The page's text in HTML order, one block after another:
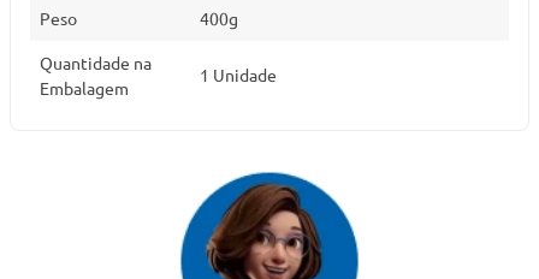
Peso 400g
Quantidade na
Embalagem
1 Unidade